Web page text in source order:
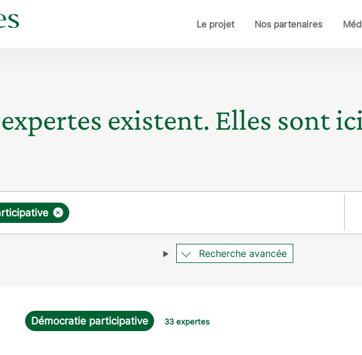
Le projet Nos partenaires
existent. Elles sont
×
Recherche avancée
Démocratie participative 33 expertes